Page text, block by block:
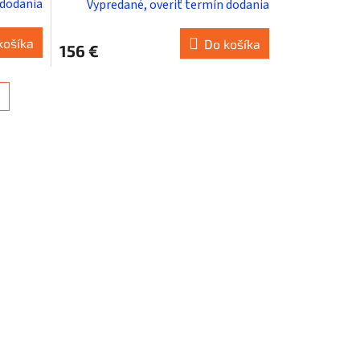
Vypredané, overiť termín dodania
156 € Do košíka